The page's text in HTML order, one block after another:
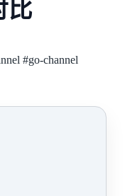
比
#go-channel